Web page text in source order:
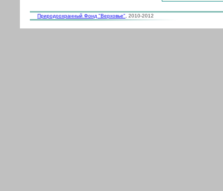
Природоохранный Фонд "Верховье" , 2010-2012